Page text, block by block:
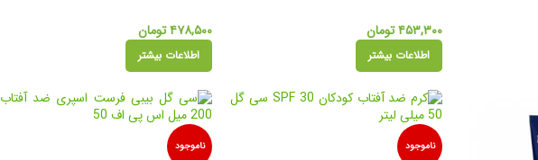
۴۵۳,۳۰۰تومان
اطلاعات بیشتر
۴۷۸,۵۰۰تومان
اطلاعات بیشتر
ناموجود ناموجود